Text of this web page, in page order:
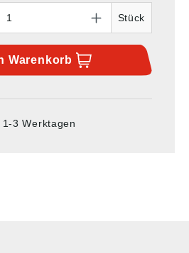
Stück
Warenkorb
3 Werktagen